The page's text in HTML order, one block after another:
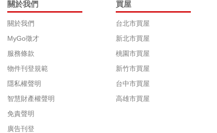
關於我們
關於我們
MyGo徵才
服務條款
物件刊登規範
隱私權聲明
智慧財產權聲明
免責聲明
廣告刊登
買屋
台北市買屋
新北市買屋
桃園市買屋
新竹市買屋
台中市買屋
高雄市買屋